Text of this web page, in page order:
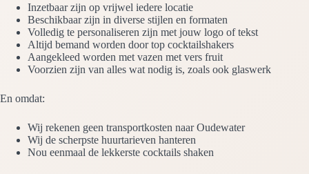
Inzetbaar zijn op vrijwel iedere locatie
Beschikbaar zijn in diverse stijlen en formaten
Volledig te personaliseren zijn met jouw logo of tekst
Altijd bemand worden door top cocktailshakers
Aangekleed worden met vazen met vers fruit
Voorzien zijn van alles wat nodig is, zoals ook glaswerk
En omdat:
Wij rekenen geen transportkosten naar Oudewater
Wij de scherpste huurtarieven hanteren
Nou eenmaal de lekkerste cocktails shaken